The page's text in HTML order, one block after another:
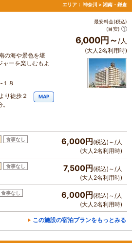
エリア： 神奈川 > 湘南・鎌倉
の海や景色を堪
ャーを楽しむもよ
１８
り徒歩２
MAP
最安料金(税込)
(目安)
6,000円～ /人
(大人2名利用時)
食事なし 6,000円 (税込)～/人
(大人2名利用時)
食事なし 7,500円 (税込)～/人
(大人2名利用時)
食事なし 6,000円 (税込)～/人
(大人2名利用時)
この施設の宿泊プランをもっとみる